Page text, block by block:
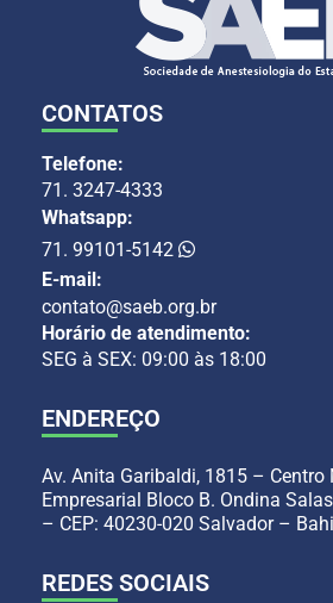
CONTATOS
Telefone:
71. 3247-4333
Whatsapp:
71. 99101-5142
E-mail:
contato@saeb.org.br
Horário de atendimento:
SEG à SEX: 09:00 às 18:00
ENDEREÇO
Av. Anita Garibaldi, 1815 – Centro
Empresarial Bloco B. Ondina
– CEP: 40230-020 Salvador –
REDES SOCIAIS